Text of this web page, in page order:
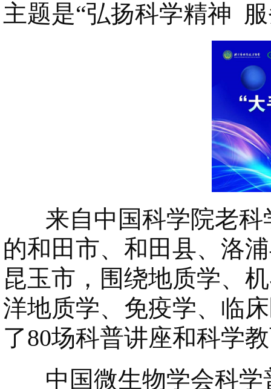
主题是“弘扬科学精神
来自中国科学院老科
的和田市、和田县、洛
昆玉市，围绕地质学、
洋地质学、免疫学、临
了80场科普讲座和科学
中国微生物学会科学